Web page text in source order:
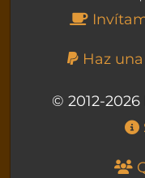
Haz
© 2012-2026